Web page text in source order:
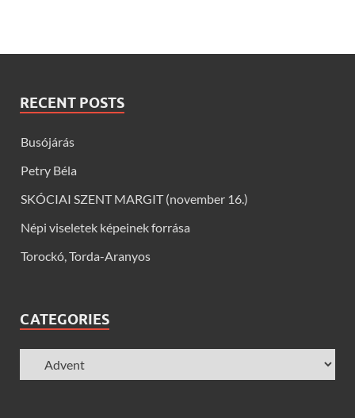
RECENT POSTS
Busójárás
Petry Béla
SKÓCIAI SZENT MARGIT (november 16.)
Népi viseletek képeinek forrása
Torockó, Torda-Aranyos
CATEGORIES